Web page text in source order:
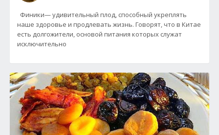
Финики— удивительный плод, способный укреплять
наше здоровье и продлевать жизнь. Говорят, что в Китае
есть долгожители, основой питания которых служат
исключительно